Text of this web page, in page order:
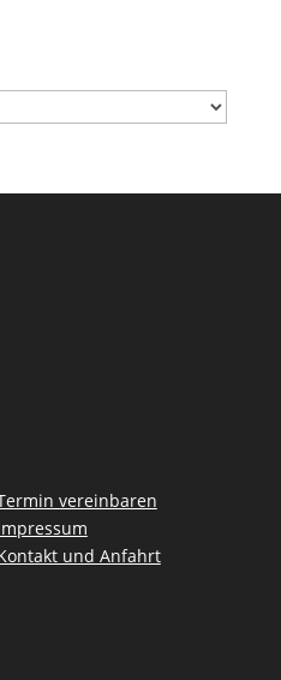
vereinbaren
und Anfahrt